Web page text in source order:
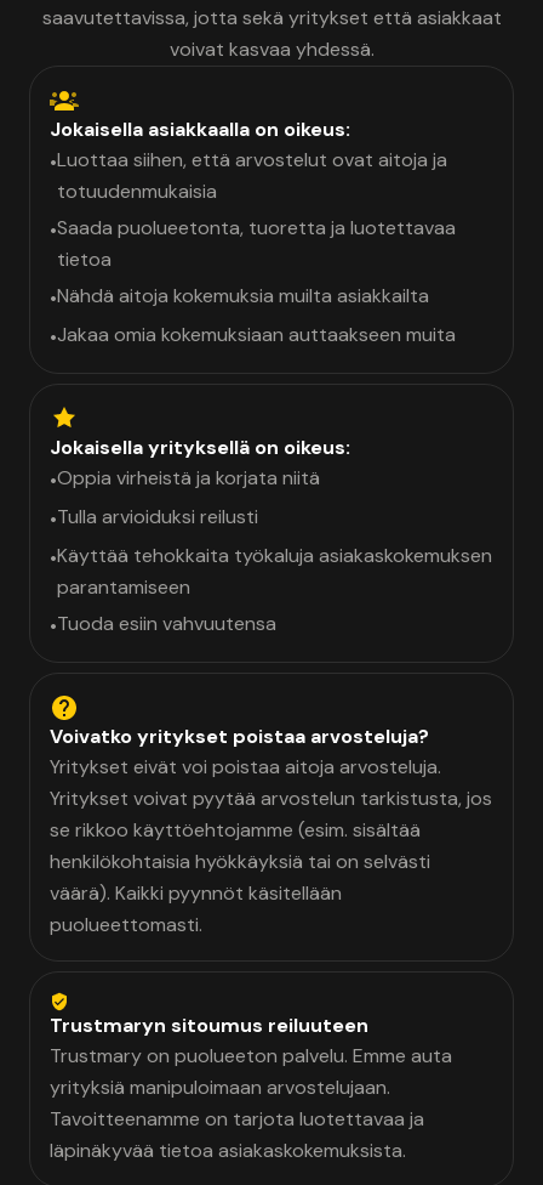
saavutettavissa, jotta sekä yritykset että asiakkaat
voivat kasvaa yhdessä.
Jokaisella asiakkaalla on oikeus:
•Luottaa siihen, että arvostelut ovat aitoja ja
totuudenmukaisia
•Saada puolueetonta, tuoretta ja luotettavaa
tietoa
•Nähdä aitoja kokemuksia muilta asiakkailta
•Jakaa omia kokemuksiaan auttaakseen muita
Jokaisella yrityksellä on oikeus:
•Oppia virheistä ja korjata niitä
•Tulla arvioiduksi reilusti
•Käyttää tehokkaita työkaluja asiakaskokemuksen
parantamiseen
•Tuoda esiin vahvuutensa
Voivatko yritykset poistaa arvosteluja?
Yritykset eivät voi poistaa aitoja arvosteluja.
Yritykset voivat pyytää arvostelun tarkistusta, jos
se rikkoo käyttöehtojamme (esim. sisältää
henkilökohtaisia hyökkäyksiä tai on selvästi
väärä). Kaikki pyynnöt käsitellään
puolueettomasti.
Trustmaryn sitoumus reiluuteen
Trustmary on puolueeton palvelu. Emme auta
yrityksiä manipuloimaan arvostelujaan.
Tavoitteenamme on tarjota luotettavaa ja
läpinäkyvää tietoa asiakaskokemuksista.